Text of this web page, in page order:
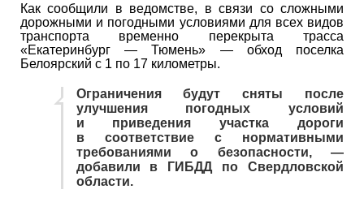
Как сообщили в ведомстве, в связи со сложными
дорожными и погодными условиями для всех видов
транспорта временно перекрыта трасса
«Екатеринбург — Тюмень» — обход поселка
Белоярский с 1 по 17 километры.
Ограничения будут сняты после
улучшения погодных условий
и приведения участка дороги
в соответствие с нормативными
требованиями о безопасности, —
добавили в ГИБДД по Свердловской
области.